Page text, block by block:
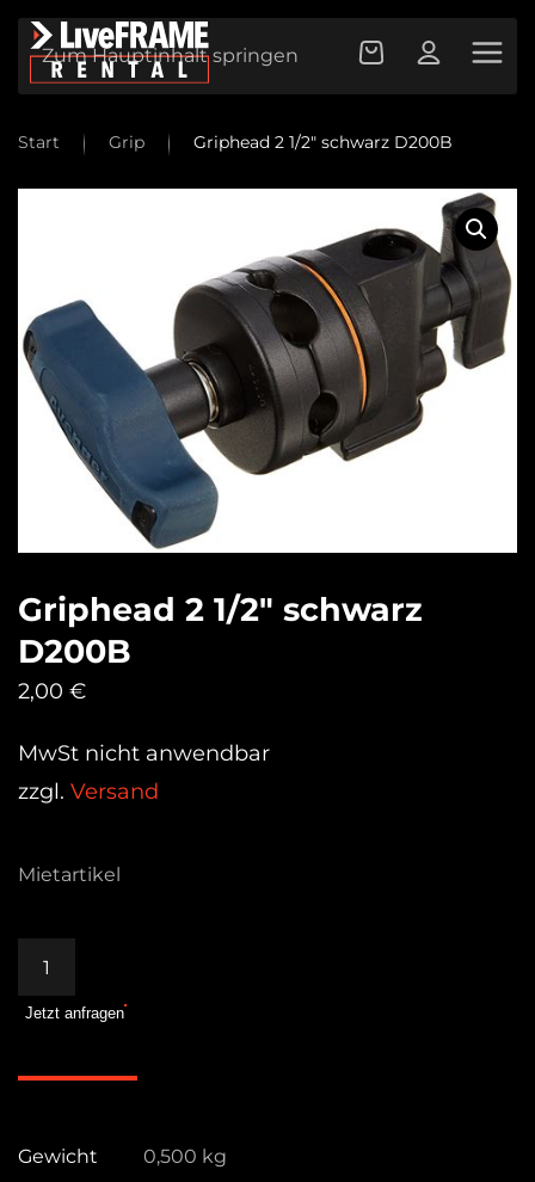
Zum Hauptinhalt springen
Start Grip Griphead 2 1/2″ schwarz D200B
Griphead 2 1/2″ schwarz
D200B
2,00 €
MwSt nicht anwendbar
zzgl. Versand
Mietartikel
1/2"
D200B
Jetzt anfragen
Gewicht 0,500 kg